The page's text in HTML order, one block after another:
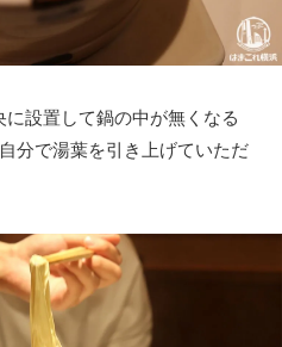
設置して鍋の中が無くなる
分で湯葉を引き上げていただ